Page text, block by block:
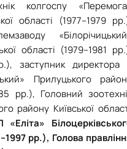
колгоспу
області (1977–1979
області (1979–1981
заступник директора
Прилуцького
рр.), Головний
району Київської
рр.), Голова